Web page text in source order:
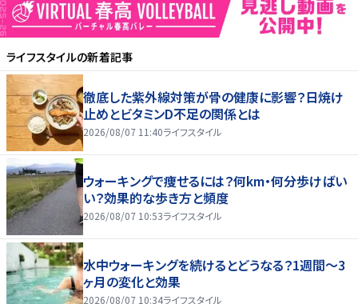
ライフスタイルの新着記事
徹底した紫外線対策が骨の健康に影響？日焼け
止めとビタミンD不足の関係とは
2026/08/07 11:40ライフスタイル
ウォーキングで痩せるには？何km・何分歩けばい
い？効果的な歩き方と頻度
2026/08/07 10:53ライフスタイル
水中ウォーキングを続けるとどうなる？1週間～3
ヶ月の変化と効果
2026/08/07 10:34ライフスタイル